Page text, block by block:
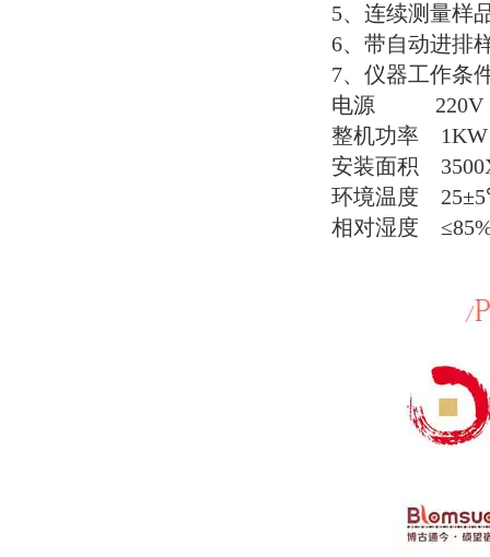
5、连续测量样
6、带自动进排
7、仪器工作条
电源
220V
整机功率
1KW
安装面积
环境温度
25±5
相对湿度
≤